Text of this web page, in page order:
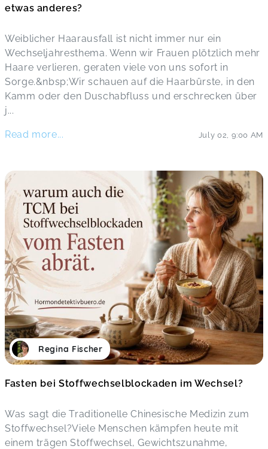
etwas anderes?
Weiblicher Haarausfall ist nicht immer nur ein
Wechseljahresthema. Wenn wir Frauen plötzlich mehr
Haare verlieren, geraten viele von uns sofort in
Sorge.&nbsp;Wir schauen auf die Haarbürste, in den
Kamm oder den Duschabfluss und erschrecken über
j...
Read more... July 02 9:00 AM
Regina Fischer
Fasten bei Stoffwechselblockaden im Wechsel?
Was sagt die Traditionelle Chinesische Medizin zum
Stoffwechsel?Viele Menschen kämpfen heute mit
einem trägen Stoffwechsel, Gewichtszunahme,